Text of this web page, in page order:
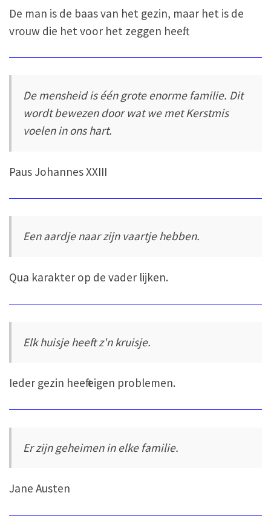
De man is de baas van het gezin, maar het is de
vrouw die het voor het zeggen heeft.
De mensheid is één grote enorme familie. Dit
wordt bewezen door wat we met Kerstmis
voelen in ons hart.
Paus Johannes XXIII
Een aardje naar zijn vaartje hebben.
Qua karakter op de vader lijken.
Elk huisje heeft z'n kruisje.
Ieder gezin heeft eigen problemen.
Er zijn geheimen in elke familie.
Jane Austen